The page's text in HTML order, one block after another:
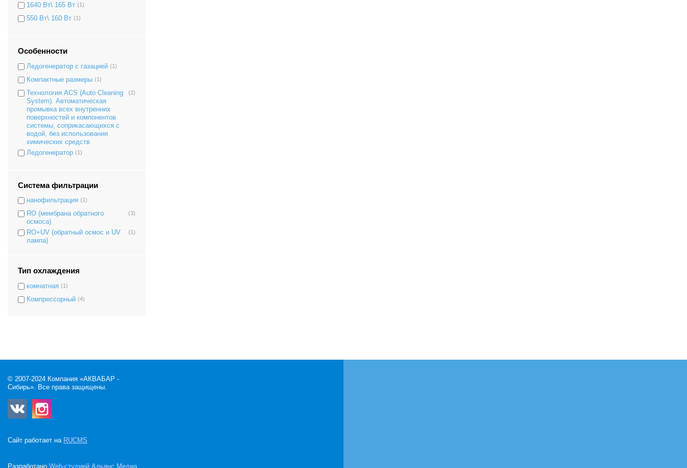
1640 Вт\ 165 Вт (1)
550 Вт\ 160 Вт (1)
Особенности
Ледогенератор с газацией (1)
Компактные размеры (1)
Технология ACS (Auto Cleaning
System). Автоматическая
промывка всех внутренних
поверхностей и компонентов
системы, соприкасающихся с
водой, без использования
химических средств
(2)
Ледогенератор (1)
Система фильтрации
нанофильтрация (1)
RO (мембрана обратного
осмоса)
(3)
RO+UV (обратный осмос и UV
лампа)
(1)
Тип охлаждения
комнатная (1)
Компрессорный (4)
© 2007-2024 Компания «АКВАБАР -
Сибирь». Все права защищены.
Сайт работает на RUCMS
Разработано Web-студией Альянс Медиа